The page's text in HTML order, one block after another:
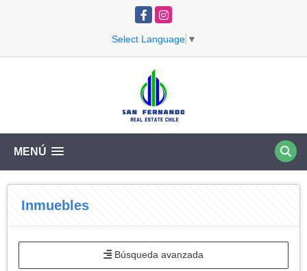
FacebookInstagram
Select Language ▼
MENÚ
Inmuebles
Búsqueda avanzada